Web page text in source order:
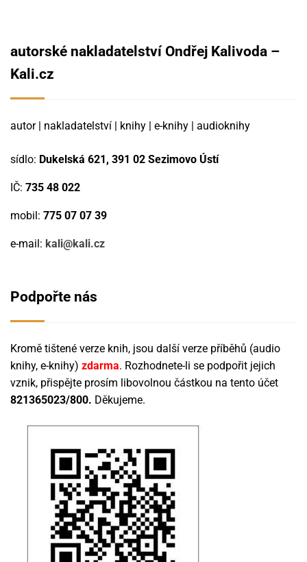
autorské nakladatelství Ondřej Kalivoda –
Kali.cz
autor | nakladatelství | knihy | e-knihy | audioknihy
sídlo: Dukelská 621, 391 02 Sezimovo Ústí
IČ: 735 48 022
mobil: 775 07 07 39
e-mail: kali@kali.cz
Podpořte nás
Kromě tištené verze knih, jsou další verze příběhů (audio
knihy, e-knihy) zdarma. Rozhodnete-li se podpořit jejich
vznik, přispějte prosím libovolnou částkou na tento účet
821365023/800. Děkujeme.